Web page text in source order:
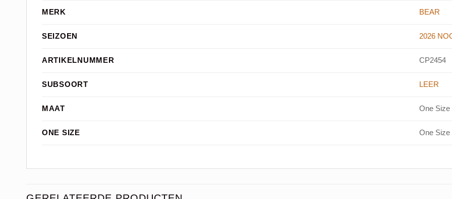
MERK BEAR
SEIZOEN 2026
ARTIKELNUMMER CP2454
SUBSOORT LEER
MAAT One Size
ONE SIZE One Size